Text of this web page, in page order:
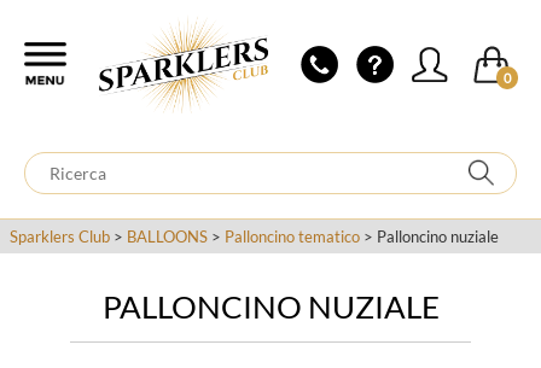
0
Sparklers Club > BALLOONS > Palloncino tematico > Palloncino nuziale
PALLONCINO NUZIALE